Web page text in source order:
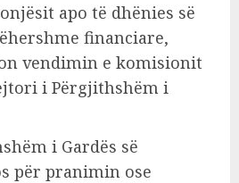
apo të dhënies së
financiare,
vendimin e komisionit
i Përgjithshëm i
i Gardës së
për pranimin ose